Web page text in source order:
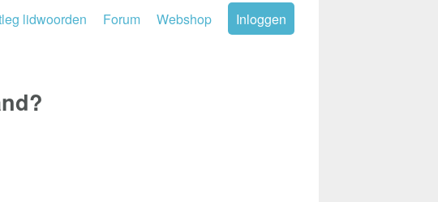
lidwoorden Forum Webshop Inloggen